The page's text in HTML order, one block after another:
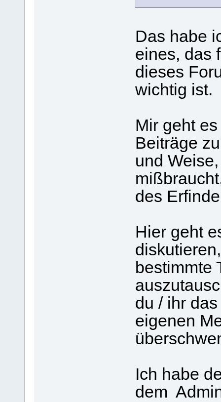
Das habe
eines, das
dieses
wichtig ist.
Mir geht
Beiträge
und
des
Hier geht
bestimmte
du / ihr
eigenen
Ich habe
dem